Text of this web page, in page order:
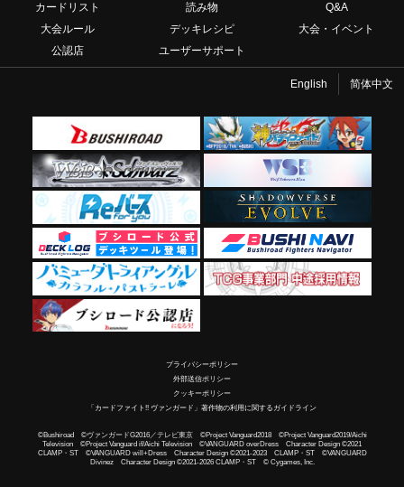
カードリスト
読み物
Q&A
大会ルール
デッキレシピ
大会・イベント
公認店
ユーザーサポート
English 简体中文
プライバシーポリシー
外部送信ポリシー
クッキーポリシー
「カードファイト!! ヴァンガード」著作物の利用に関するガイドライン
©Bushiroad ©ヴァンガードG2016／テレビ東京 ©Project Vanguard2018 ©Project Vanguard2019/Aichi
Television ©Project Vanguard if/Aichi Television ©VANGUARD overDress Character Design ©2021
CLAMP・ST ©VANGUARD will+Dress Character Design ©2021-2023 CLAMP・ST ©VANGUARD
Divinez Character Design ©2021-2026 CLAMP・ST © Cygames, Inc.